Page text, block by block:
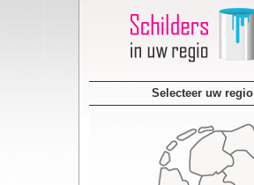
Selecteer uw regio